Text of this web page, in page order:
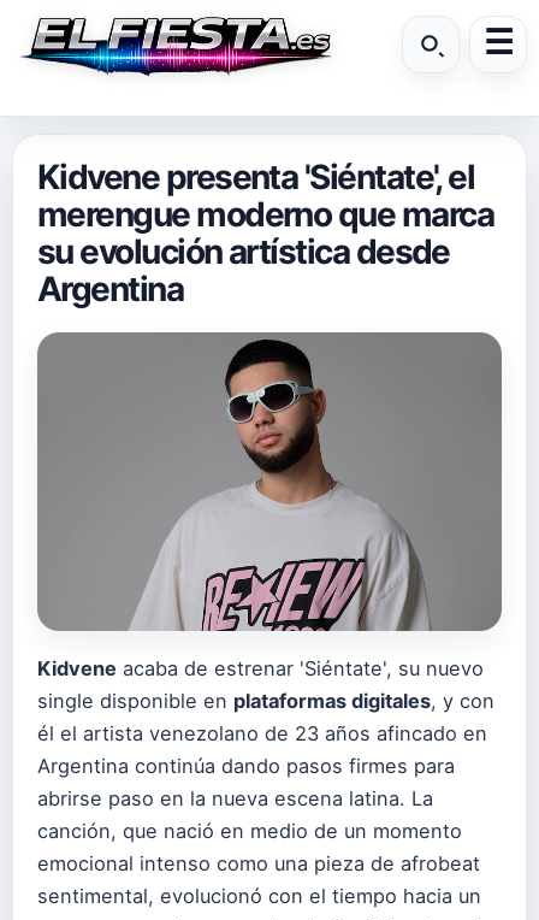
Kidvene presenta 'Siéntate', el
merengue moderno que marca
su evolución artística desde
Argentina
Kidvene acaba de estrenar 'Siéntate', su nuevo
single disponible en plataformas digitales, y con
él el artista venezolano de 23 años afincado en
Argentina continúa dando pasos firmes para
abrirse paso en la nueva escena latina. La
canción, que nació en medio de un momento
emocional intenso como una pieza de afrobeat
sentimental, evolucionó con el tiempo hacia un